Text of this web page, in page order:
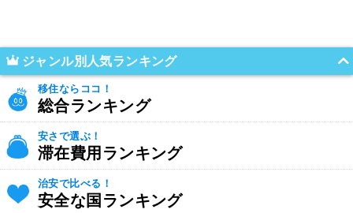
ジャンル別人気ランキング
移住ならココ！
総合ランキング
安さで選ぶ！
滞在費用ランキング
治安で比べる！
安全な国ランキング